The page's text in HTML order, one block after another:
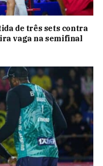
de três sets contra
vaga na semifinal